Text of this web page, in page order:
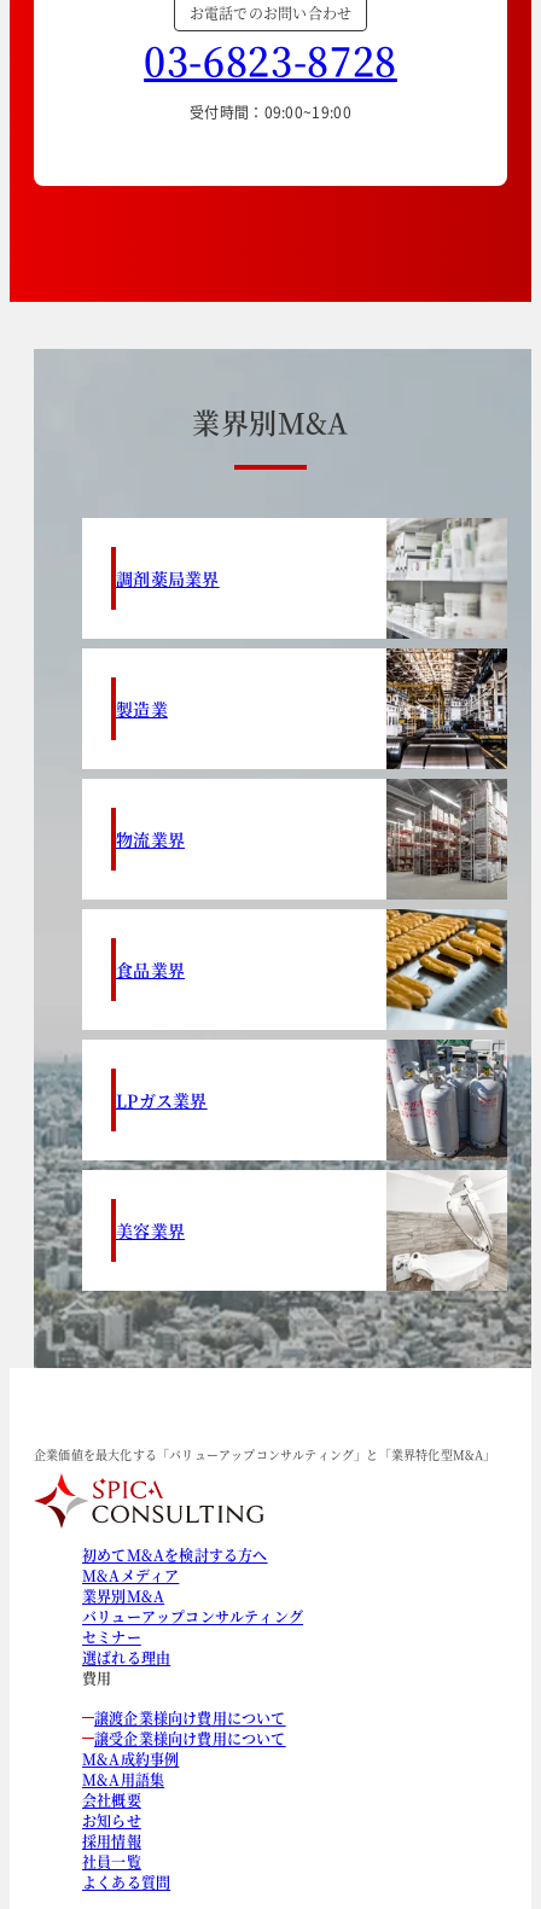
お電話でのお問い合わせ
03-6823-8728
受付時間：09:00~19:00
業界別M&A
調剤薬局業界
製造業
物流業界
食品業界
LPガス業界
美容業界
企業価値を最大化する「バリューアップコンサルティング」と「業界特化型M&A」
初めてM&Aを検討する方へ
M&Aメディア
業界別M&A
バリューアップコンサルティング
セミナー
選ばれる理由
費用
譲渡企業様向け費用について
譲受企業様向け費用について
M&A成約事例
M&A用語集
会社概要
お知らせ
採用情報
社員一覧
よくある質問